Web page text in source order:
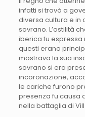
infatti si trovò a
diversa cultura e in
sovrano. L’ostilità
iberica fu espressa
questi erano
mostrava la sua
sovrano si era
incoronazione,
le cariche furono
presenza fu causa
nella battaglia di